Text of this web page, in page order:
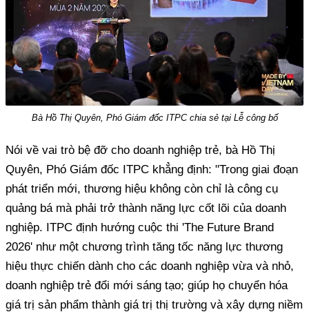
Bà Hồ Thị Quyên, Phó Giám đốc ITPC chia sẻ tại Lễ công bố
Nói về vai trò bệ đỡ cho doanh nghiệp trẻ, bà Hồ Thị
Quyên, Phó Giám đốc ITPC khẳng định: "Trong giai đoạn
phát triển mới, thương hiệu không còn chỉ là công cụ
quảng bá mà phải trở thành năng lực cốt lõi của doanh
nghiệp. ITPC định hướng cuộc thi 'The Future Brand
2026' như một chương trình tăng tốc năng lực thương
hiệu thực chiến dành cho các doanh nghiệp vừa và nhỏ,
doanh nghiệp trẻ đổi mới sáng tạo; giúp họ chuyển hóa
giá trị sản phẩm thành giá trị thị trường và xây dựng niềm